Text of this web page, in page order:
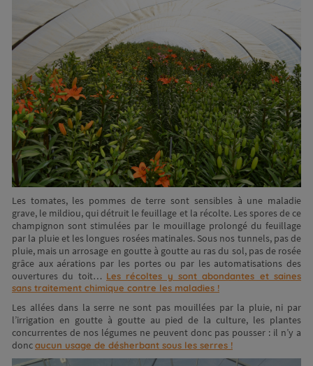
Les tomates, les pommes de terre sont sensibles à une maladie
grave, le mildiou, qui détruit le feuillage et la récolte. Les spores de ce
champignon sont stimulées par le mouillage prolongé du feuillage
par la pluie et les longues rosées matinales. Sous nos tunnels, pas de
pluie, mais un arrosage en goutte à goutte au ras du sol, pas de rosée
grâce aux aérations par les portes ou par les automatisations des
ouvertures du toit… Les récoltes y sont abondantes et saines
sans traitement chimique contre les maladies !
Les allées dans la serre ne sont pas mouillées par la pluie, ni par
l’irrigation en goutte à goutte au pied de la culture, les plantes
concurrentes de nos légumes ne peuvent donc pas pousser : il n’y a
doncaucun usage de désherbant sous les serres !